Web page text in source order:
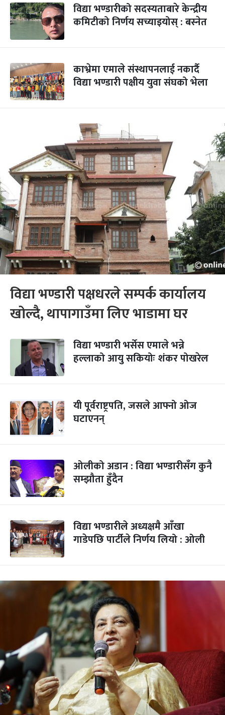
विद्या भण्डारीको सदस्यताबारे केन्द्रीय
कमिटीको निर्णय सच्याइयोस् : बस्नेत
काभ्रेमा एमाले संस्थापनलाई नकार्दै
विद्या भण्डारी पक्षीय युवा संघको भेला
विद्या भण्डारी पक्षधरले सम्पर्क कार्यालय
खोल्दै, थापागाउँमा लिए भाडामा घर
विद्या भण्डारी भर्सेस एमाले भन्ने
हल्लाको आयु सकियोः शंकर पोखरेल
यी पूर्वराष्ट्रपति, जसले आफ्नो ओज
घटाएनन्
ओलीको अडान : विद्या भण्डारीसँग कुनै
सम्झौता हुँदैन
विद्या भण्डारीले अध्यक्षमै आँखा
गाडेपछि पार्टीले निर्णय लियो : ओली